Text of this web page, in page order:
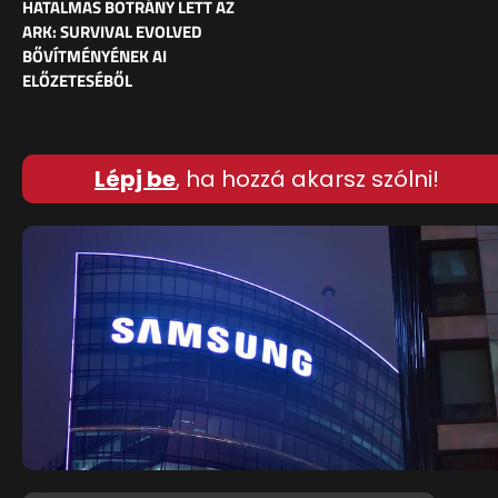
HATALMAS BOTRÁNY LETT AZ
ARK: SURVIVAL EVOLVED
BŐVÍTMÉNYÉNEK AI
ELŐZETESÉBŐL
Lépj be, ha hozzá akarsz szólni!